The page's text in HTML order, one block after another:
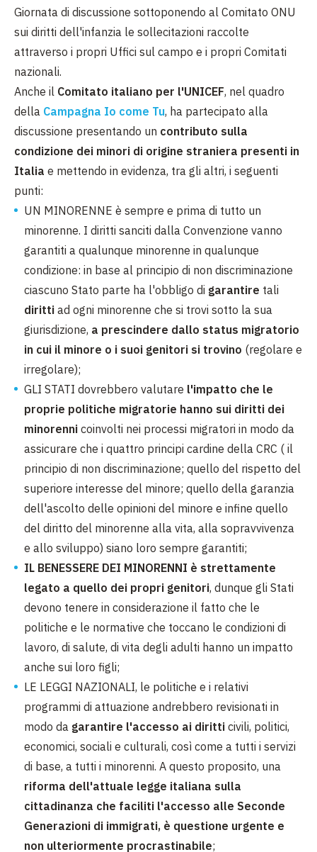
Giornata di discussione sottoponendo al Comitato ONU
sui diritti dell'infanzia le sollecitazioni raccolte
attraverso i propri Uffici sul campo e i propri Comitati
nazionali.
Anche il Comitato italiano per l'UNICEF, nel quadro
della Campagna Io come Tu, ha partecipato alla
discussione presentando un contributo sulla
condizione dei minori di origine straniera presenti in
Italia e mettendo in evidenza, tra gli altri, i seguenti
punti:
UN MINORENNE è sempre e prima di tutto un
minorenne. I diritti sanciti dalla Convenzione vanno
garantiti a qualunque minorenne in qualunque
condizione: in base al principio di non discriminazione
ciascuno Stato parte ha l'obbligo di garantire tali
diritti ad ogni minorenne che si trovi sotto la sua
giurisdizione, a prescindere dallo status migratorio
in cui il minore o i suoi genitori si trovino (regolare e
irregolare);
GLI STATI dovrebbero valutare l'impatto che le
proprie politiche migratorie hanno sui diritti dei
minorenni coinvolti nei processi migratori in modo da
assicurare che i quattro principi cardine della CRC ( il
principio di non discriminazione; quello del rispetto del
superiore interesse del minore; quello della garanzia
dell'ascolto delle opinioni del minore e infine quello
del diritto del minorenne alla vita, alla sopravvivenza
e allo sviluppo) siano loro sempre garantiti;
IL BENESSERE DEI MINORENNI è strettamente
legato a quello dei propri genitori, dunque gli Stati
devono tenere in considerazione il fatto che le
politiche e le normative che toccano le condizioni di
lavoro, di salute, di vita degli adulti hanno un impatto
anche sui loro figli;
LE LEGGI NAZIONALI, le politiche e i relativi
programmi di attuazione andrebbero revisionati in
modo da garantire l'accesso ai diritti civili, politici,
economici, sociali e culturali, così come a tutti i servizi
di base, a tutti i minorenni. A questo proposito, una
riforma dell'attuale legge italiana sulla
cittadinanza che faciliti l'accesso alle Seconde
Generazioni di immigrati, è questione urgente e
non ulteriormente procrastinabile;